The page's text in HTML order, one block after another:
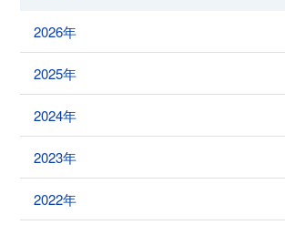
2026年
2025年
2024年
2023年
2022年